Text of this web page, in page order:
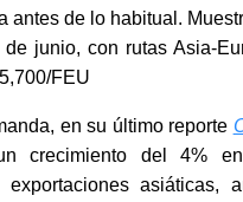
antes de lo habitual.
junio, con rutas Asia-
FEU
en su último reporte
crecimiento del 4%
exportaciones